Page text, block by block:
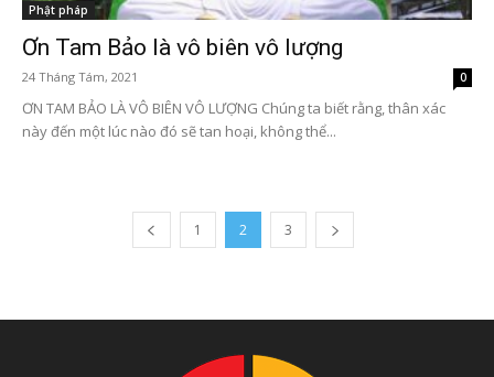
Phật pháp
Ơn Tam Bảo là vô biên vô lượng
24 Tháng Tám, 2021 0
ƠN TAM BẢO LÀ VÔ BIÊN VÔ LƯỢNG Chúng ta biết rằng, thân xác
này đến một lúc nào đó sẽ tan hoại, không thể...
1 2 3